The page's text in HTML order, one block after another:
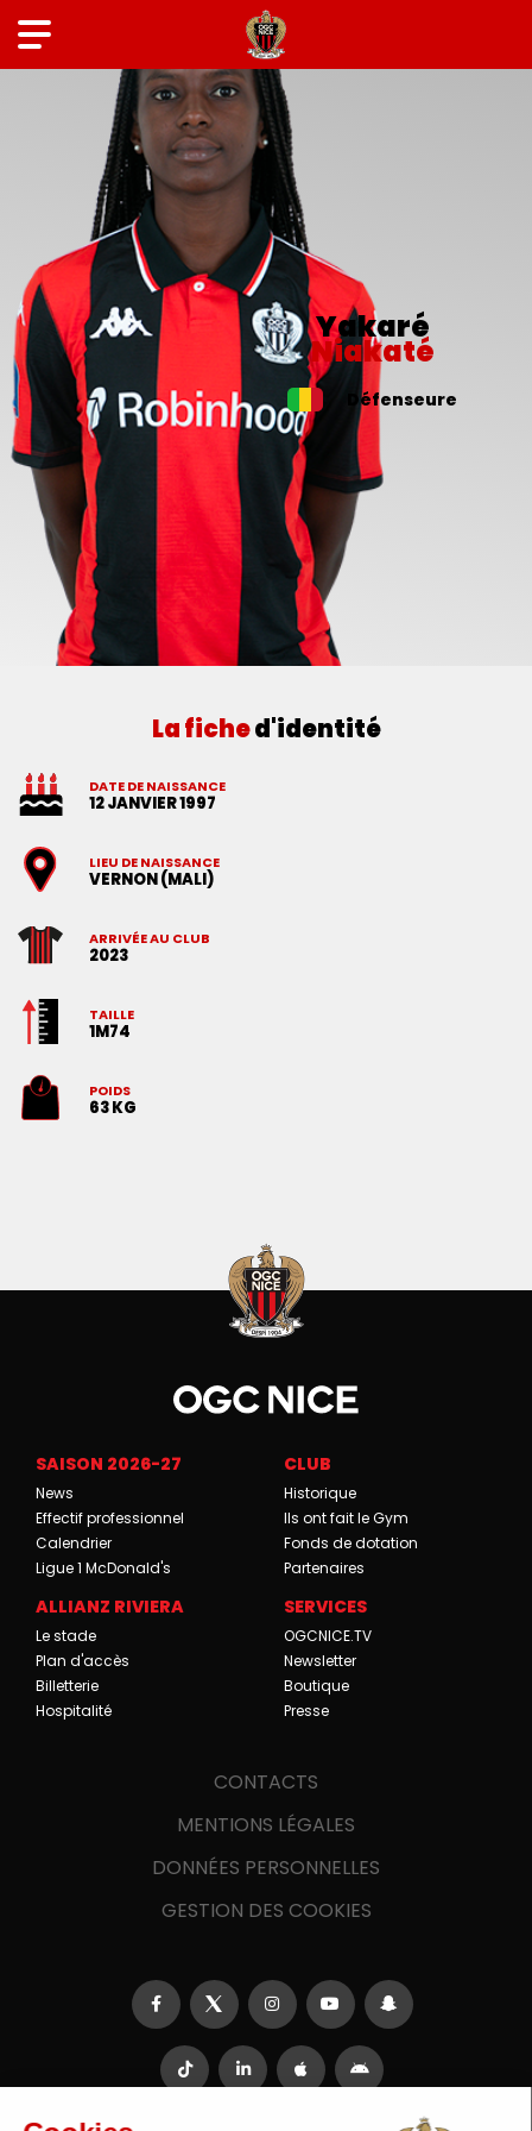
Yakaré
Niakaté
Défenseure
La fiched'identité
DATE DE NAISSANCE
12 JANVIER 1997
LIEU DE NAISSANCE
VERNON (MALI)
ARRIVÉE AU CLUB
2023
TAILLE
1M74
POIDS
63 KG
SAISON 2026-27
News
Effectif professionnel
Calendrier
Ligue 1 McDonald's
CLUB
Historique
Ils ont fait le Gym
Fonds de dotation
Partenaires
ALLIANZ RIVIERA
Le stade
Plan d'accès
Billetterie
Hospitalité
SERVICES
OGCNICE.TV
Newsletter
Boutique
Presse
CONTACTS
MENTIONS LÉGALES
DONNÉES PERSONNELLES
GESTION DES COOKIES